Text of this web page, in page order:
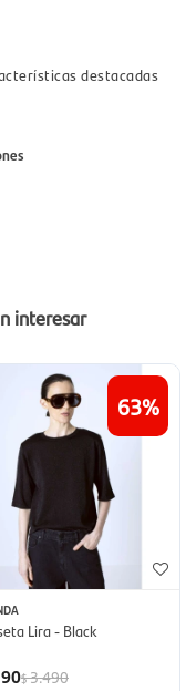
destacadas
interesar
63
Lira - Black
$3.490